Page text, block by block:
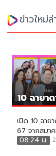
ข่าวใหม่
เปิด 10 ฉายา
67 จากสมา
08:24 น.